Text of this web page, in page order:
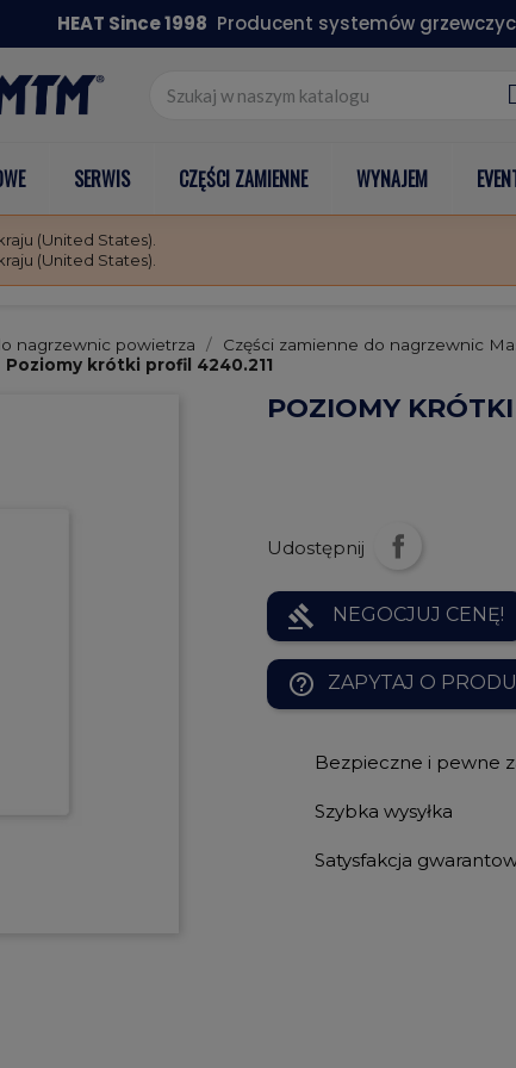
HEAT Since 1998 Producent systemów
SERWIS CZĘŚCI ZAMIENNE WYNAJEM
(United States).
(United States).
nagrzewnic powietrza Części zamienne do nagrzewnic
Poziomy krótki profil 4240.211
POZIOMY
Udostępnij
gavel NEGOCJUJ CENĘ!
help_outline ZAPYTAJ O
Bezpieczne i pewne
Szybka wysyłka
Satysfakcja